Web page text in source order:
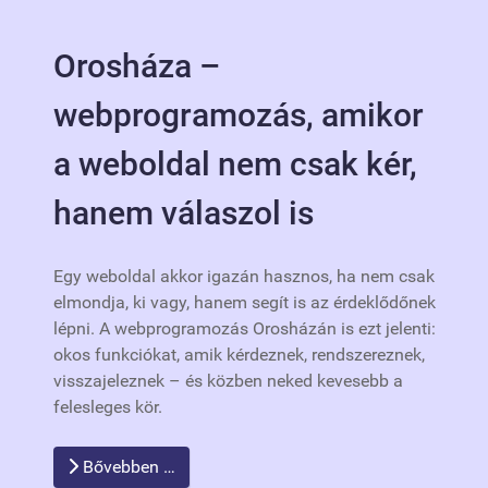
Orosháza –
webprogramozás, amikor
a weboldal nem csak kér,
hanem válaszol is
Egy weboldal akkor igazán hasznos, ha nem csak
elmondja, ki vagy, hanem segít is az érdeklődőnek
lépni. A webprogramozás Orosházán is ezt jelenti:
okos funkciókat, amik kérdeznek, rendszereznek,
visszajeleznek – és közben neked kevesebb a
felesleges kör.
Bővebben …